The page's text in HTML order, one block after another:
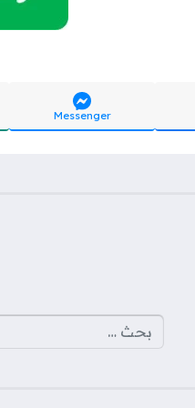
Messenger
البحث عن: